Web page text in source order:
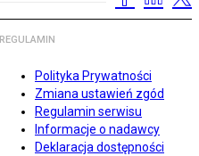
REGULAMIN
Polityka Prywatności
Zmiana ustawień zgód
Regulamin serwisu
Informacje o nadawcy
Deklaracja dostępności